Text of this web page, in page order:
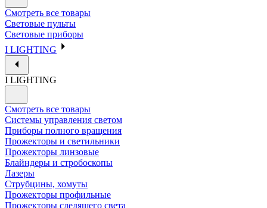
Смотреть все товары
Световые пульты
Световые приборы
I LIGHTING
I LIGHTING
Смотреть все товары
Системы управления светом
Приборы полного вращения
Прожекторы и светильники
Прожекторы линзовые
Блайндеры и стробоскопы
Лазеры
Струбцины, хомуты
Прожекторы профильные
Прожекторы следящего света